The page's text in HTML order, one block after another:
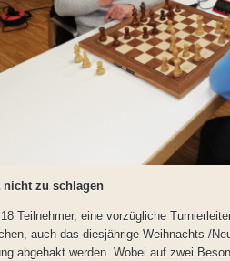
nicht zu schlagen
18 Teilnehmer, eine vorzügliche
auch das diesjährige Weihnachts-/
abgehakt werden. Wobei auf zwei